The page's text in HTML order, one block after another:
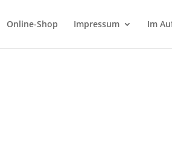
Online-Shop Impressum Im